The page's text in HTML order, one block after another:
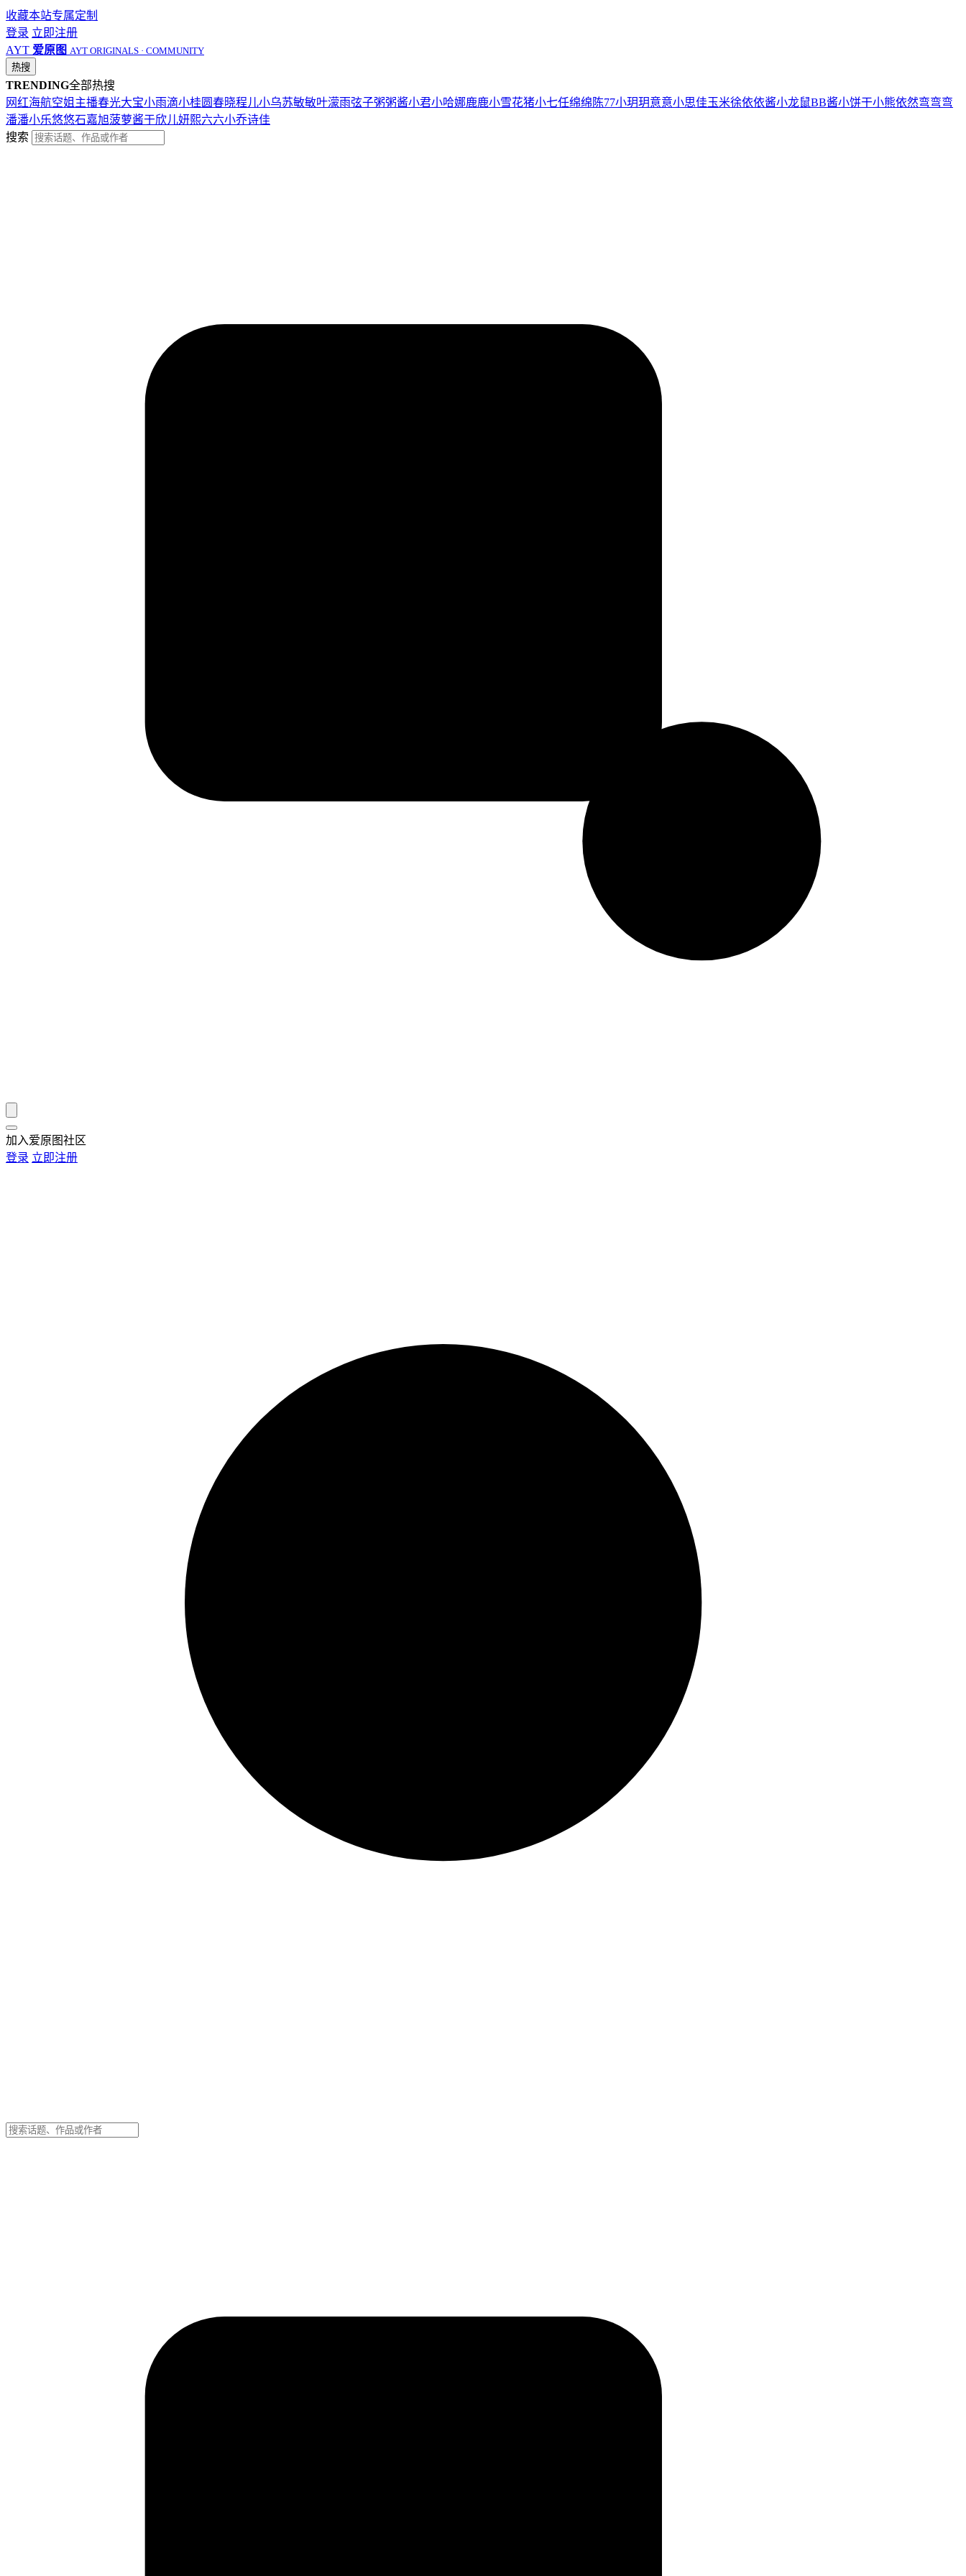
收藏本站专属定制
登录 立即注册
AYT 爱原图 AYT ORIGINALS · COMMUNITY
热搜
TRENDING全部热搜
网红海航空姐 主播春光大宝小雨滴小桂圆春晓程儿小乌苏敏敏叶濛雨弦子粥粥酱小君小哈娜鹿鹿小雪花猪小七任绵绵 陈77小玥玥意意小思佳玉米徐依依酱小龙鼠BB酱小饼干小熊依然弯弯弯
潘潘小乐悠悠石嘉旭菠萝酱于欣儿妍熙六六小乔诗佳
搜索
加入爱原图社区
登录 立即注册